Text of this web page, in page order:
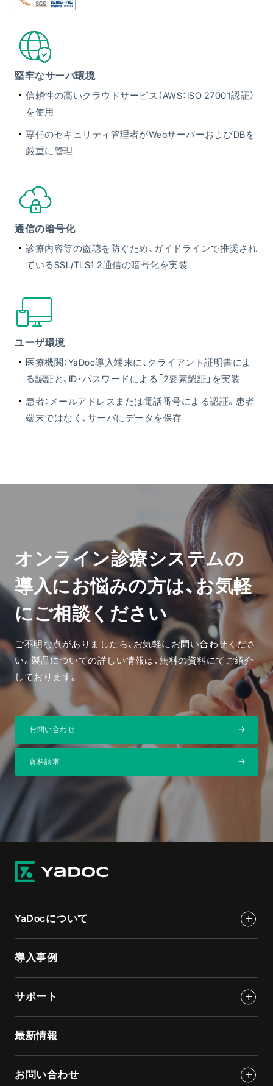
堅牢なサーバ環境
信頼性の高いクラウドサービス（AWS：ISO 27001認証）
を使用
専任のセキュリティ管理者がWebサーバーおよびDBを
厳重に管理
通信の暗号化
診療内容等の盗聴を防ぐため、ガイドラインで推奨され
ているSSL/TLS1.2通信の暗号化を実装
ユーザ環境
医療機関：YaDoc導入端末に、クライアント証明書によ
る認証と、ID・パスワードによる「2要素認証」を実装
患者：メールアドレスまたは電話番号による認証。患者
端末ではなく、サーバにデータを保存
オンライン診療システムの
導入にお悩みの方は、お気軽
にご相談ください
ご不明な点がありましたら、お気軽にお問い合わせくださ
い。製品についての詳しい情報は、無料の資料にてご紹介
しております。
お問い合わせ
資料請求
YaDocについて
導入事例
サポート
最新情報
お問い合わせ